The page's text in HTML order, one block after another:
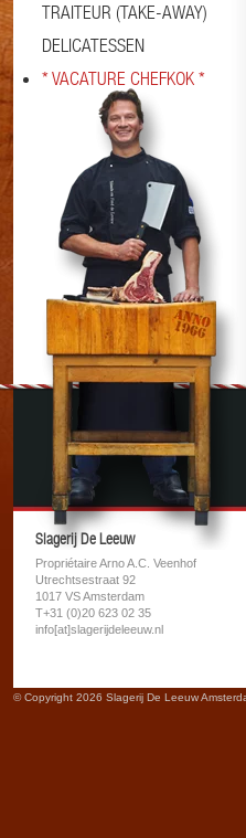
TRAITEUR (TAKE-AWAY)
DELICATESSEN
* VACATURE CHEFKOK *
Slagerij De Leeuw
Propriétaire Arno A.C. Veenhof
Utrechtsestraat 92
1017 VS Amsterdam
T+31 (0)20 623 02 35
info[at]slagerijdeleeuw.nl
© Copyright 2026 Slagerij De Leeuw